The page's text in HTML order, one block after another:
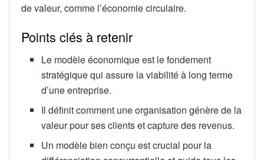
de valeur, comme l’économie circulaire.
Points clés à retenir
Le modèle économique est le fondement
stratégique qui assure la viabilité à long terme
d’une entreprise.
Il définit comment une organisation génère de la
valeur pour ses clients et capture des revenus.
Un modèle bien conçu est crucial pour la